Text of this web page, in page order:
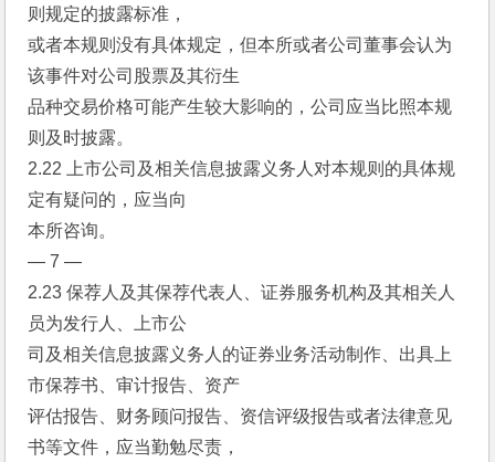
则规定的披露标准，
或者本规则没有具体规定，但本所或者公司董事会认为
该事件对公司股票及其衍生
品种交易价格可能产生较大影响的，公司应当比照本规
则及时披露。
2.22 上市公司及相关信息披露义务人对本规则的具体规
定有疑问的，应当向
本所咨询。
— 7 —
2.23 保荐人及其保荐代表人、证券服务机构及其相关人
员为发行人、上市公
司及相关信息披露义务人的证券业务活动制作、出具上
市保荐书、审计报告、资产
评估报告、财务顾问报告、资信评级报告或者法律意见
书等文件，应当勤勉尽责，